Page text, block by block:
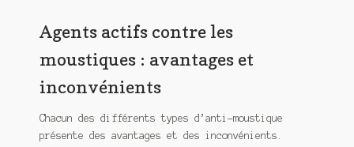
Agents actifs contre les
moustiques : avantages et
inconvénients
Chacun des différents types d’anti-moustique
présente des avantages et des inconvénients.